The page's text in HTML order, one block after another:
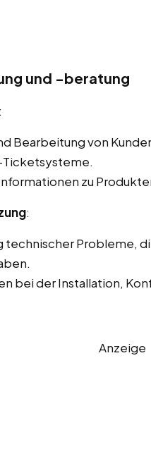
und -beratung
:
Bearbeitung von
zu
:
technischer Probleme,
bei der Installation,
Anzeige